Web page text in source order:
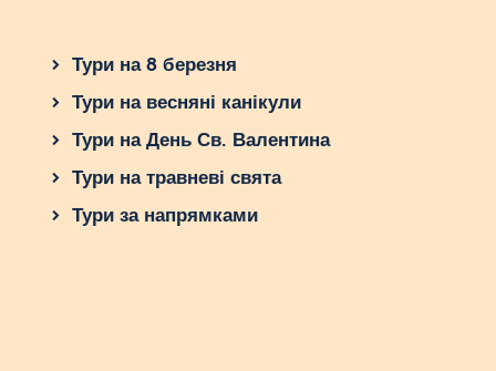
Тури на 8 березня
Тури на весняні канікули
Тури на День Св. Валентина
Тури на травневі свята
Тури за напрямками